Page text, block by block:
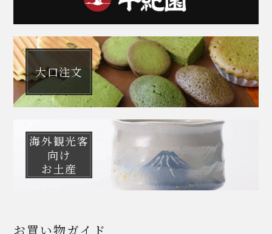
大口注文
海外観光客
向け
お土産
お買い物ガイド